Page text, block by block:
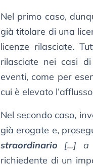
Nel primo caso,
già titolare di una
licenze rilasciate.
rilasciate nei casi di
eventi, come per
cui è elevato
Nel secondo caso,
già erogate e,
straordinario [...] a
richiedente di un